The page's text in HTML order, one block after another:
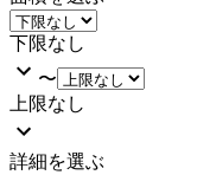
下限なし
〜
上限なし
詳細を選ぶ